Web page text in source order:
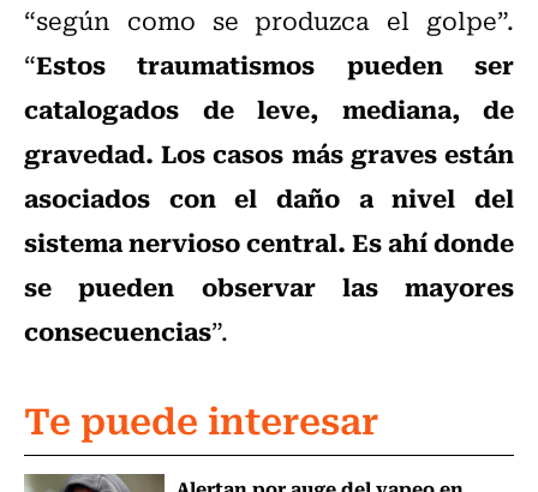
“según como se produzca el golpe”.
“Estos traumatismos pueden ser
catalogados de leve, mediana, de
gravedad. Los casos más graves están
asociados con el daño a nivel del
sistema nervioso central. Es ahí donde
se pueden observar las mayores
consecuencias”.
Te puede interesar